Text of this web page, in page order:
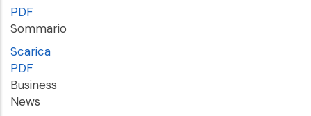
PDF
Sommario
Scarica
PDF
Business
News